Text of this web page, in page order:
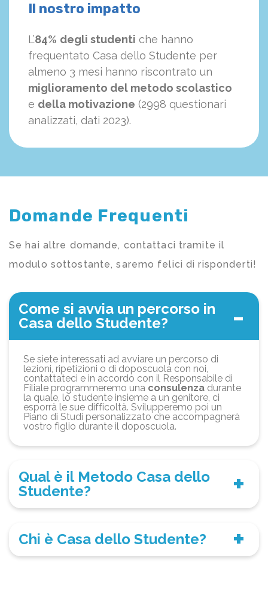
Il nostro impatto
L’84% degli studenti che hanno
frequentato Casa dello Studente per
almeno 3 mesi hanno riscontrato un
miglioramento del metodo scolastico
e della motivazione (2998 questionari
analizzati, dati 2023).
Domande Frequenti
Se hai altre domande, contattaci tramite il
modulo sottostante, saremo felici di risponderti!
Come si avvia un percorso in
Casa dello Studente?
Se siete interessati ad avviare un percorso di
lezioni, ripetizioni o di doposcuola con noi,
contattateci e in accordo con il Responsabile di
Filiale programmeremo una consulenza durante
la quale, lo studente insieme a un genitore, ci
esporrà le sue difficoltà. Svilupperemo poi un
Piano di Studi personalizzato che accompagnerà
vostro figlio durante il doposcuola.
Qual è il Metodo Casa dello
Studente?
Chi è Casa dello Studente?